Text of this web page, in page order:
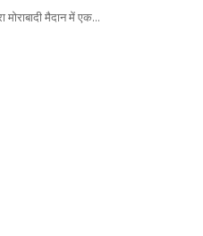
मोराबादी मैदान में एक…